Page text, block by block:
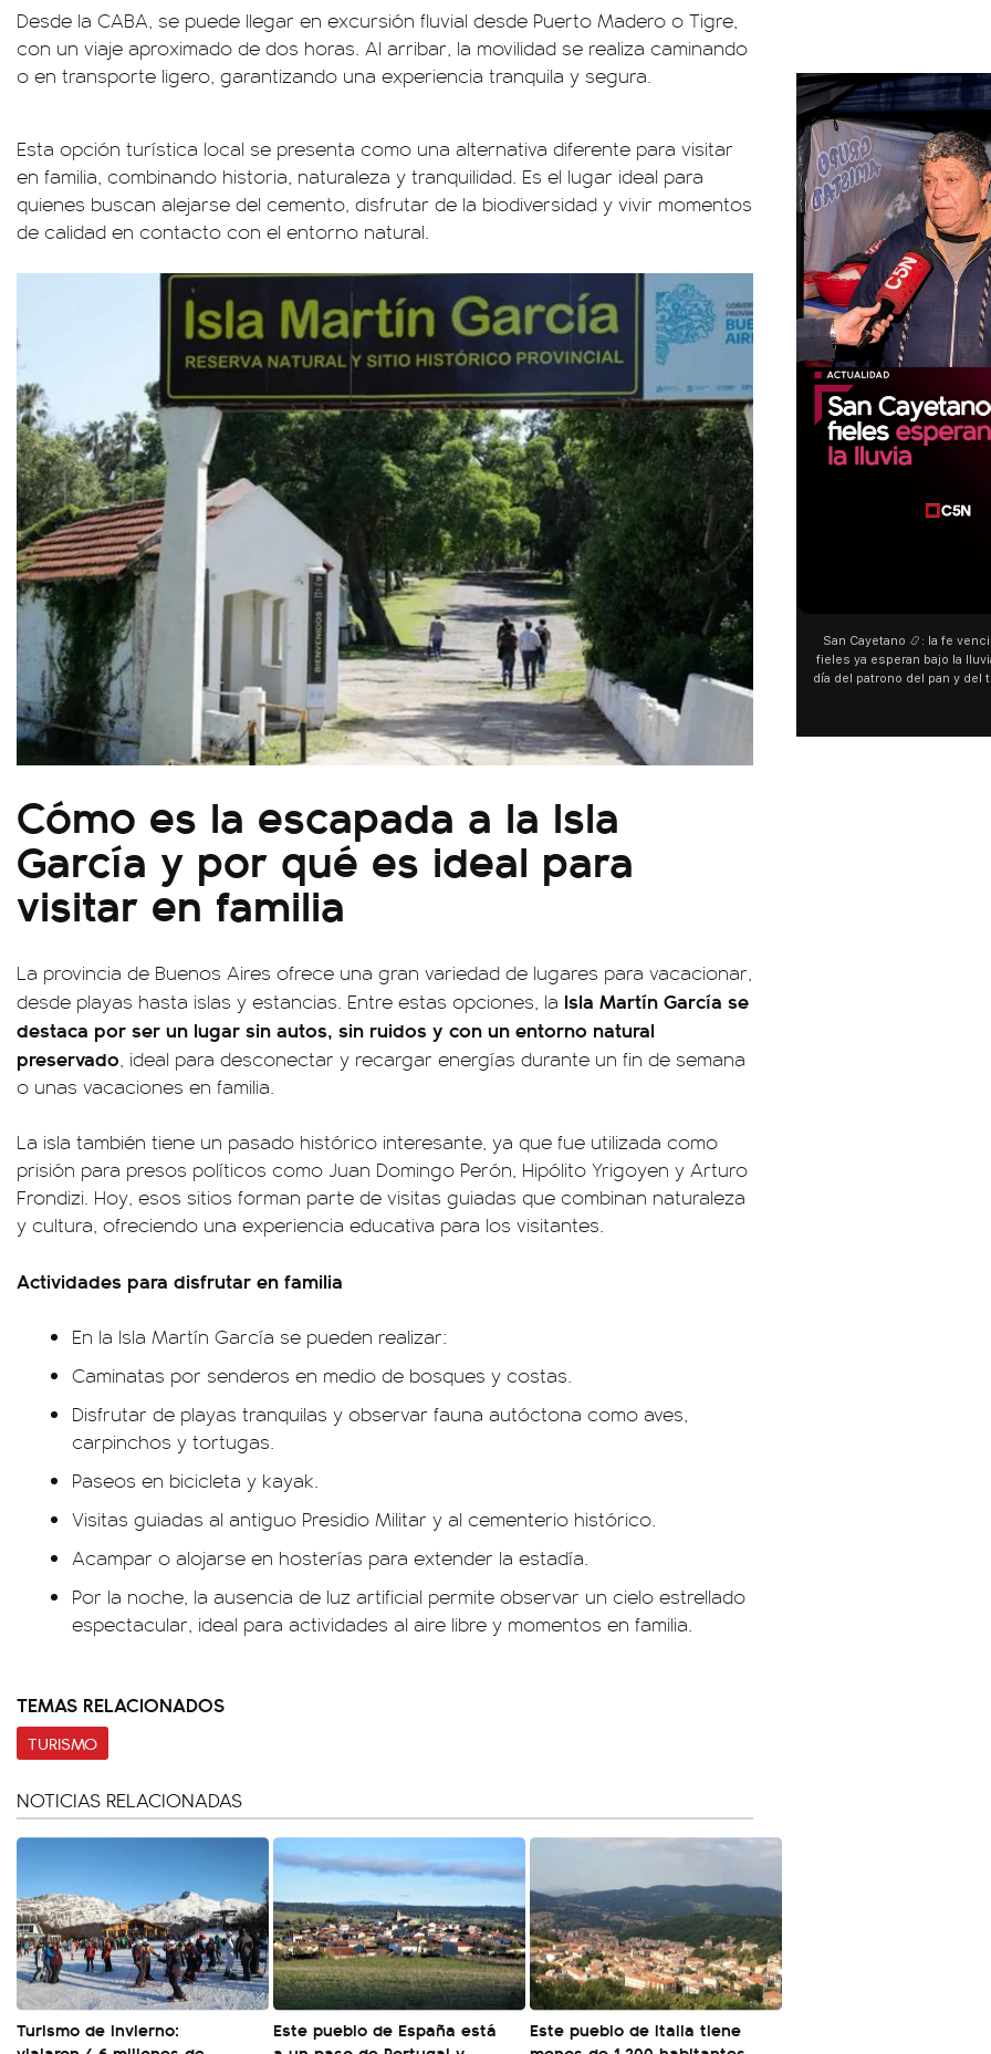
Desde la CABA, se puede llegar en excursión fluvial desde Puerto Madero o Tigre,
con un viaje aproximado de dos horas. Al arribar, la movilidad se realiza caminando
o en transporte ligero, garantizando una experiencia tranquila y segura.
Esta opción turística local se presenta como una alternativa diferente para visitar
en familia, combinando historia, naturaleza y tranquilidad. Es el lugar ideal para
quienes buscan alejarse del cemento, disfrutar de la biodiversidad y vivir momentos
de calidad en contacto con el entorno natural.
Cómo es la escapada a la Isla
García y por qué es ideal para
visitar en familia
La provincia de Buenos Aires ofrece una gran variedad de lugares para vacacionar,
desde playas hasta islas y estancias. Entre estas opciones, la Isla Martín García se
destaca por ser un lugar sin autos, sin ruidos y con un entorno natural
preservado , ideal para desconectar y recargar energías durante un fin de semana
o unas vacaciones en familia.
La isla también tiene un pasado histórico interesante, ya que fue utilizada como
prisión para presos políticos como Juan Domingo Perón, Hipólito Yrigoyen y Arturo
Frondizi. Hoy, esos sitios forman parte de visitas guiadas que combinan naturaleza
y cultura, ofreciendo una experiencia educativa para los visitantes.
Actividades para disfrutar en familia
En la Isla Martín García se pueden realizar:
Caminatas por senderos en medio de bosques y costas.
Disfrutar de playas tranquilas y observar fauna autóctona como aves,
carpinchos y tortugas.
Paseos en bicicleta y kayak.
Visitas guiadas al antiguo Presidio Militar y al cementerio histórico.
Acampar o alojarse en hosterías para extender la estadía.
Por la noche, la ausencia de luz artificial permite observar un cielo estrellado
espectacular, ideal para actividades al aire libre y momentos en familia.
TEMAS RELACIONADOS
TURISMO
NOTICIAS RELACIONADAS
Turismo de invierno:
Este pueblo de España está
Este pueblo de Italia tiene
00:00
San Cayetano 📿: la fe venció al agua y los
fieles ya esperan bajo la lluvia ➡️ A horas del
día del patrono del pan y del trabajo, miles de
personas acampan en Liniers para agradecer
y pedir. 🎙️ @bernardomagnago
“Preferís la joda y yo
¿Indirecta para Luck Ra? La
"Te vi", su nueva
encontrar similitudes entre
declaraciones que hizo tras